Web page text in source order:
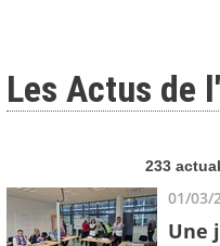
Les Actus de
233
01/03/
Une